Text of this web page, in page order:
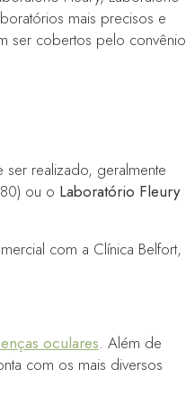
mais precisos e
ser cobertos pelo convênio
realizado, geralmente
ou o Laboratório Fleury
com a Clínica Belfort,
oculares. Além de
com os mais diversos